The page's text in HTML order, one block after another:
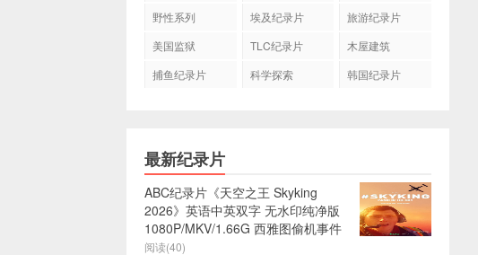
野性系列
埃及纪录片
旅游纪录片
美国监狱
TLC纪录片
木屋建筑
捕鱼纪录片
科学探索 韩国纪录片
最新纪录片
ABC纪录片《天空之王 Skyking
2026》英语中英双字 无水印纯净版
1080P/MKV/1.66G 西雅图偷机事件
阅读(40)